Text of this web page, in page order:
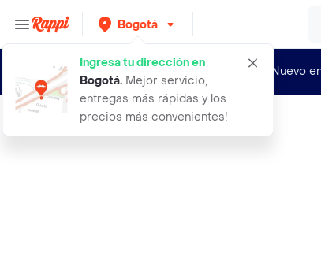
Bogotá
Ingresa tu dirección en
Bogotá. Mejor servicio,
entregas más rápidas y los
precios más convenientes!
¿Nuevo
acondicionador wella invigo nutri e